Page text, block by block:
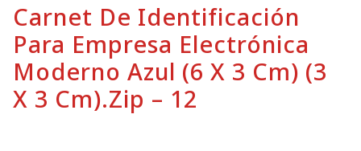
Carnet De Identificación
Para Empresa Electrónica
Moderno Azul (6 X 3 Cm) (3
X 3 Cm).zip – 12